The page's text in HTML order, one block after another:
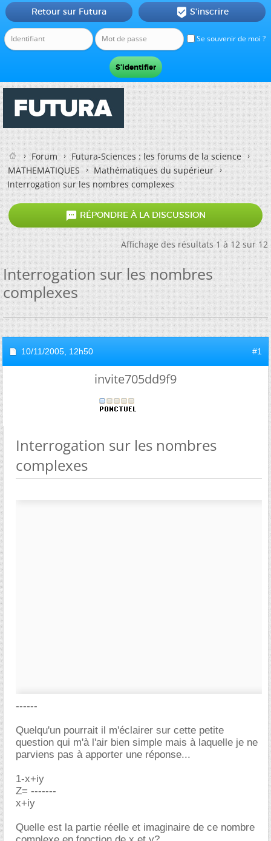
Se souvenir de moi ?
Retour sur Futura  S'inscrire
Forum
Futura-Sciences : les forums de la science
MATHEMATIQUES
Mathématiques du supérieur
Interrogation sur les nombres complexes
 RÉPONDRE À LA DISCUSSION
Affichage des résultats 1 à 12 sur 12
Interrogation sur les nombres
complexes
10/11/2005, 12h50 #1
invite705dd9f9
Interrogation sur les nombres
complexes
------
Quelqu'un pourrait il m'éclairer sur cette petite
question qui m'à l'air bien simple mais à laquelle je ne
parviens pas à apporter une réponse...
1-x+iy
Z= -------
x+iy
Quelle est la partie réelle et imaginaire de ce nombre